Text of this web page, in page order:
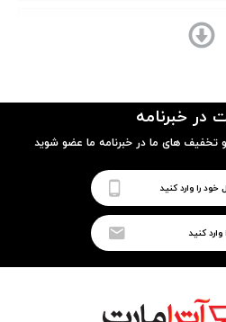
در خبرنامه
تخفیف های ما در خبرنامه ما عضو شوید